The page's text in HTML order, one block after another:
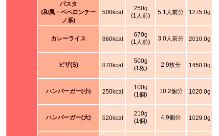
パスタ
(和風・ペペロンチー
ノ系)
500kcal
250g
(1人前)
5.1人前分 1275.0g
カレーライス 860kcal
670g
(1人前)
3.0人前分 2010.0g
ピザ(S) 870kcal
500g
(1枚)
2.9枚分 1450.0g
ハンバーガー(小) 250kcal
100g
(1個)
10.2個分 1020.0g
ハンバーガー(大) 520kcal
210g
(1個)
4.9個分 1029.0g